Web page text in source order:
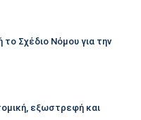
Σχέδιο Νόμου για την
εξωστρεφή και